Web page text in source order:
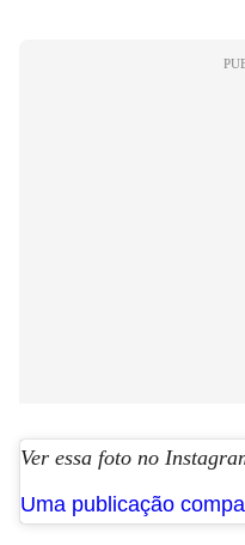
Ver essa foto no